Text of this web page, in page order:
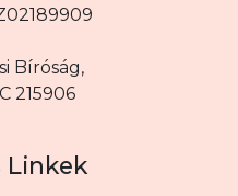
Bíróság,
215906
Linkek